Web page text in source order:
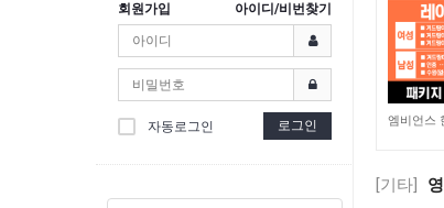
회원가입 아이디/비번찾기
자동로그인 로그인
3,774
[기타]